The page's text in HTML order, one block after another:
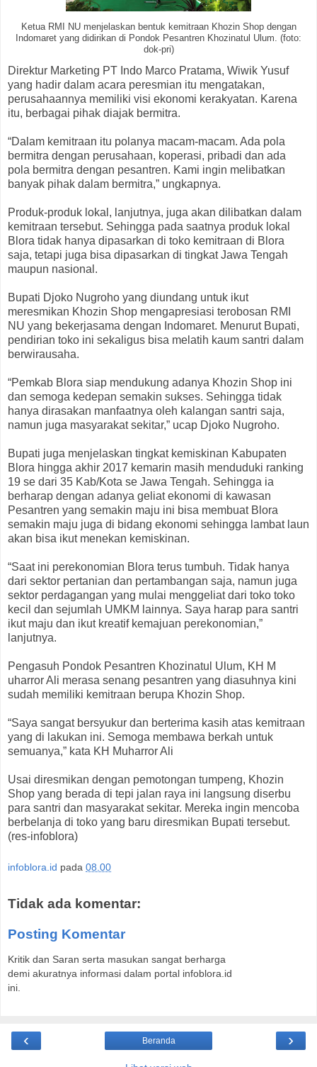
Ketua RMI NU menjelaskan bentuk kemitraan Khozin Shop dengan
Indomaret yang didirikan di Pondok Pesantren Khozinatul Ulum. (foto:
dok-pri)
Direktur Marketing PT Indo Marco Pratama, Wiwik Yusuf
yang hadir dalam acara peresmian itu mengatakan,
perusahaannya memiliki visi ekonomi kerakyatan. Karena
itu, berbagai pihak diajak bermitra.
“Dalam kemitraan itu polanya macam-macam. Ada pola
bermitra dengan perusahaan, koperasi, pribadi dan ada
pola bermitra dengan pesantren. Kami ingin melibatkan
banyak pihak dalam bermitra,” ungkapnya.
Produk-produk lokal, lanjutnya, juga akan dilibatkan dalam
kemitraan tersebut. Sehingga pada saatnya produk lokal
Blora tidak hanya dipasarkan di toko kemitraan di Blora
saja, tetapi juga bisa dipasarkan di tingkat Jawa Tengah
maupun nasional.
Bupati Djoko Nugroho yang diundang untuk ikut
meresmikan Khozin Shop mengapresiasi terobosan RMI
NU yang bekerjasama dengan Indomaret. Menurut Bupati,
pendirian toko ini sekaligus bisa melatih kaum santri dalam
berwirausaha.
“Pemkab Blora siap mendukung adanya Khozin Shop ini
dan semoga kedepan semakin sukses. Sehingga tidak
hanya dirasakan manfaatnya oleh kalangan santri saja,
namun juga masyarakat sekitar,” ucap Djoko Nugroho.
Bupati juga menjelaskan tingkat kemiskinan Kabupaten
Blora hingga akhir 2017 kemarin masih menduduki ranking
19 se dari 35 Kab/Kota se Jawa Tengah. Sehingga ia
berharap dengan adanya geliat ekonomi di kawasan
Pesantren yang semakin maju ini bisa membuat Blora
semakin maju juga di bidang ekonomi sehingga lambat laun
akan bisa ikut menekan kemiskinan.
“Saat ini perekonomian Blora terus tumbuh. Tidak hanya
dari sektor pertanian dan pertambangan saja, namun juga
sektor perdagangan yang mulai menggeliat dari toko toko
kecil dan sejumlah UMKM lainnya. Saya harap para santri
ikut maju dan ikut kreatif kemajuan perekonomian,”
lanjutnya.
Pengasuh Pondok Pesantren Khozinatul Ulum, KH M
uharror Ali merasa senang pesantren yang diasuhnya kini
sudah memiliki kemitraan berupa Khozin Shop.
“Saya sangat bersyukur dan berterima kasih atas kemitraan
yang di lakukan ini. Semoga membawa berkah untuk
semuanya,” kata KH Muharror Ali
Usai diresmikan dengan pemotongan tumpeng, Khozin
Shop yang berada di tepi jalan raya ini langsung diserbu
para santri dan masyarakat sekitar. Mereka ingin mencoba
berbelanja di toko yang baru diresmikan Bupati tersebut.
(res-infoblora)
infoblora.id pada 08.00
Tidak ada komentar:
Posting Komentar
Kritik dan Saran serta masukan sangat berharga
demi akuratnya informasi dalam portal infoblora.id
ini.
‹ ›
Beranda